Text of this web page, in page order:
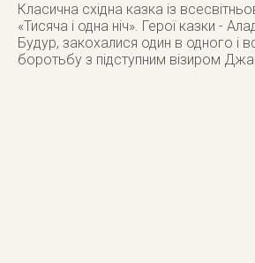
Класична східна казка із
«Тисяча і одна ніч». Герої казки -
Будур, закохалися один в одного і
боротьбу з підступним візиром